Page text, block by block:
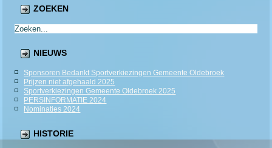
ZOEKEN
NIEUWS
Sponsoren Bedankt Sportverkiezingen Gemeente Oldebroek
Prijzen niet afgehaald 2025
Sportverkiezingen Gemeente Oldebroek 2025
PERSINFORMATIE 2024
Nominaties 2024
HISTORIE